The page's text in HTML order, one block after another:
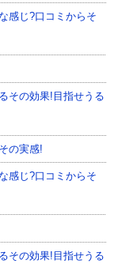
感じ?口コミからそ
その効果!目指せうる
の実感!
感じ?口コミからそ
その効果!目指せうる